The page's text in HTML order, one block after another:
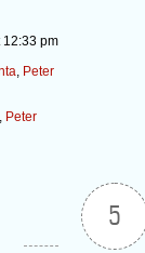
12:33 pm
, Peter
, Peter
5